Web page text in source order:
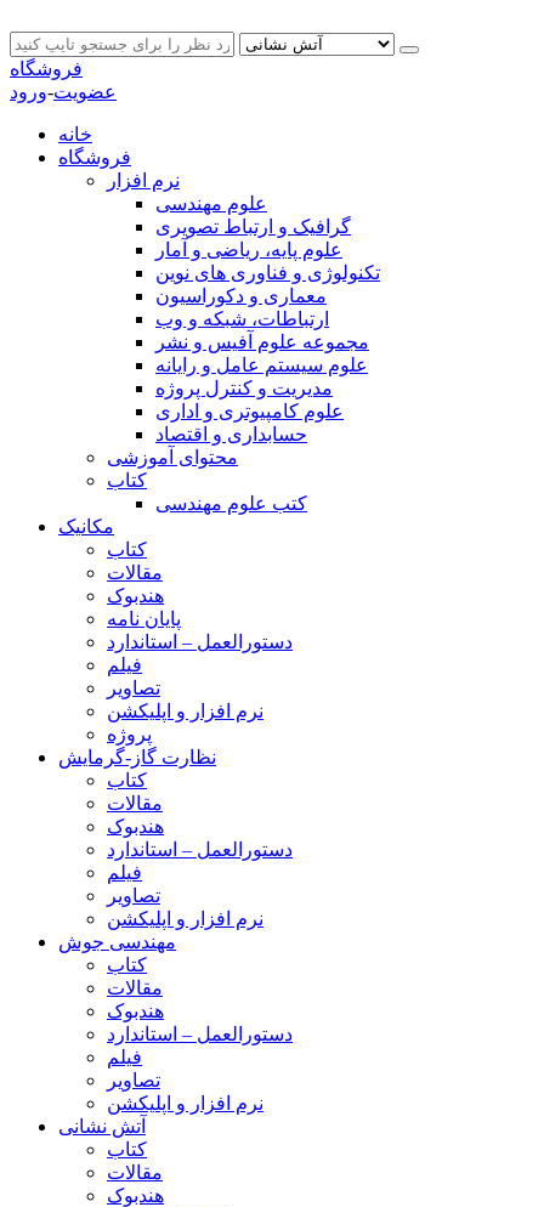
فروشگاه
عضویت-ورود
خانه
فروشگاه
نرم افزار
علوم مهندسی
گرافیک و ارتباط تصویری
علوم پایه، ریاضی و آمار
تکنولوژی و فناوری های نوین
معماری و دکوراسیون
ارتباطات، شبکه و وب
مجموعه علوم آفیس و نشر
علوم سیستم عامل و رایانه
مدیریت و کنترل پروژه
علوم کامپیوتری و اداری
حسابداری و اقتصاد
محتوای آموزشی
کتاب
کتب علوم مهندسی
مکانیک
کتاب
مقالات
هندبوک
پایان نامه
دستورالعمل – استاندارد
فیلم
تصاویر
نرم افزار و اپلیکشن
پروژه
نظارت گاز-گرمایش
کتاب
مقالات
هندبوک
دستورالعمل – استاندارد
فیلم
تصاویر
نرم افزار و اپلیکشن
مهندسی جوش
کتاب
مقالات
هندبوک
دستورالعمل – استاندارد
فیلم
تصاویر
نرم افزار و اپلیکشن
آتش نشانی
کتاب
مقالات
هندبوک